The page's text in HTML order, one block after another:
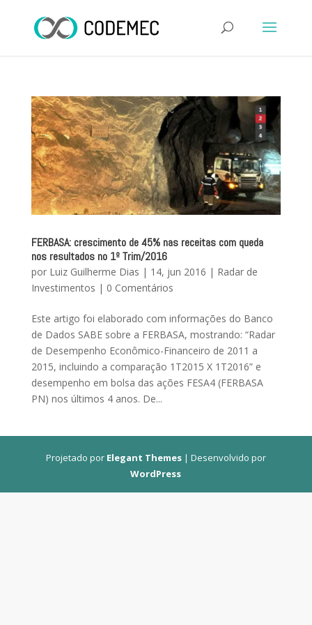
FERBASA: crescimento de 45% nas receitas com queda
nos resultados no 1º Trim/2016
por Luiz Guilherme Dias | 14, jun 2016 | Radar de
Investimentos | 0 Comentários
Este artigo foi elaborado com informações do Banco
de Dados SABE sobre a FERBASA, mostrando: “Radar
de Desempenho Econômico-Financeiro de 2011 a
2015, incluindo a comparação 1T2015 X 1T2016” e
desempenho em bolsa das ações FESA4 (FERBASA
PN) nos últimos 4 anos. De...
Projetado por Elegant Themes| Desenvolvido por
WordPress